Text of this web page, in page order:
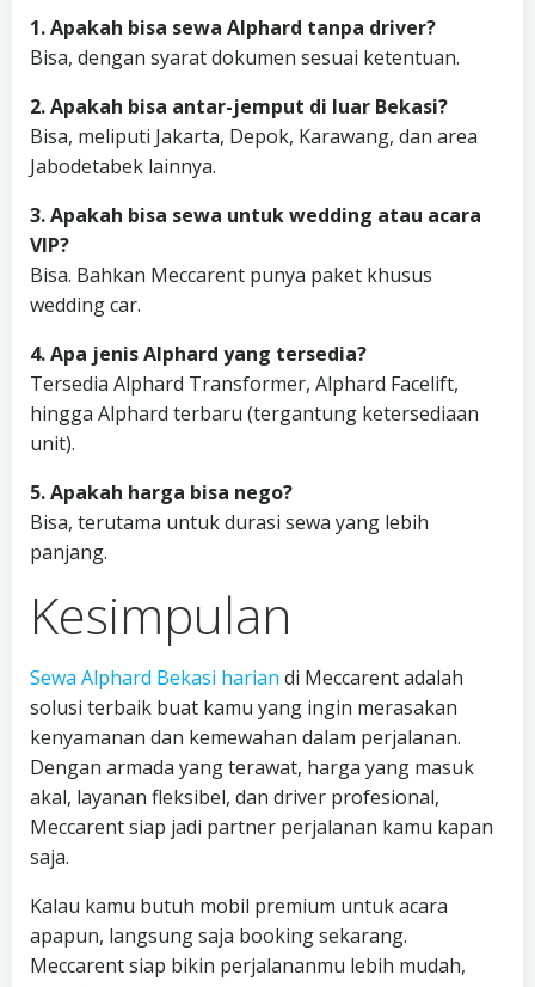
1. Apakah bisa sewa Alphard tanpa driver?
Bisa, dengan syarat dokumen sesuai ketentuan.
2. Apakah bisa antar-jemput di luar Bekasi?
Bisa, meliputi Jakarta, Depok, Karawang, dan area
Jabodetabek lainnya.
3. Apakah bisa sewa untuk wedding atau acara
VIP?
Bisa. Bahkan Meccarent punya paket khusus
wedding car.
4. Apa jenis Alphard yang tersedia?
Tersedia Alphard Transformer, Alphard Facelift,
hingga Alphard terbaru (tergantung ketersediaan
unit).
5. Apakah harga bisa nego?
Bisa, terutama untuk durasi sewa yang lebih
panjang.
Kesimpulan
Sewa Alphard Bekasi harian di Meccarent adalah
solusi terbaik buat kamu yang ingin merasakan
kenyamanan dan kemewahan dalam perjalanan.
Dengan armada yang terawat, harga yang masuk
akal, layanan fleksibel, dan driver profesional,
Meccarent siap jadi partner perjalanan kamu kapan
saja.
Kalau kamu butuh mobil premium untuk acara
apapun, langsung saja booking sekarang.
Meccarent siap bikin perjalananmu lebih mudah,